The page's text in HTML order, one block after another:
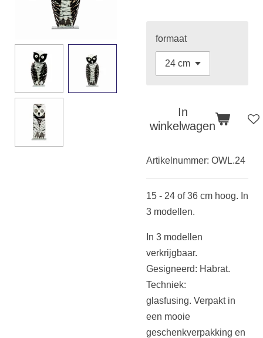
formaat
In
winkelwagen
Artikelnummer: OWL.24
15 - 24 of 36 cm hoog. In
3 modellen.
In 3 modellen
verkrijgbaar.
Gesigneerd: Habrat.
Techniek:
glasfusing. Verpakt in
een mooie
geschenkverpakking en